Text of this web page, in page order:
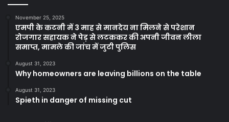
November 25, 2025
एमपी के कटनी में 3 माह से मानदेय ना मिलने से परेशान
रोजगार सहायक ने पेड़ से लटककर की अपनी जीवन लीला
समाप्त, मामले की जांच में जुटी पुलिस
August 31, 2023
Why homeowners are leaving billions on the table
August 31, 2023
Spieth in danger of missing cut